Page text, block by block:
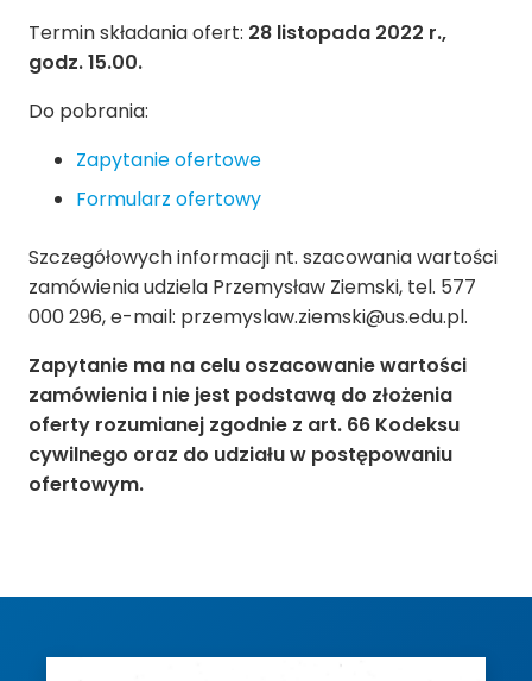
Termin składania ofert: 28 listopada 2022 r.,
godz. 15.00.
Do pobrania:
Zapytanie ofertowe
Formularz ofertowy
Szczegółowych informacji nt. szacowania wartości
zamówienia udziela Przemysław Ziemski, tel. 577
000 296, e-mail: przemyslaw.ziemski@us.edu.pl.
Zapytanie ma na celu oszacowanie wartości
zamówienia i nie jest podstawą do złożenia
oferty rozumianej zgodnie z art. 66 Kodeksu
cywilnego oraz do udziału w postępowaniu
ofertowym.